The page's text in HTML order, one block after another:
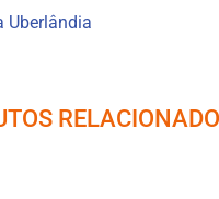
Uberlândia